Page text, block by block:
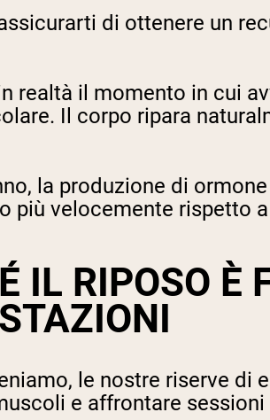
di ottenere un
realtà il momento in cui
Il corpo ripara
la produzione di
più velocemente rispetto
IL RIPOSO È
le nostre riserve di
e affrontare